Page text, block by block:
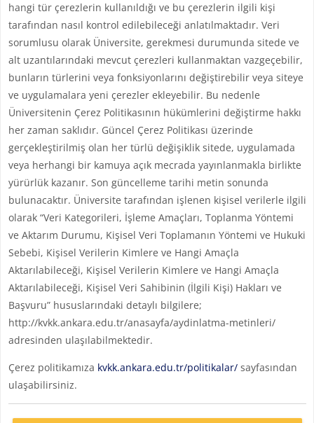
hangi tür çerezlerin kullanıldığı ve bu çerezlerin ilgili kişi
tarafından nasıl kontrol edilebileceği anlatılmaktadır. Veri
sorumlusu olarak Üniversite, gerekmesi durumunda sitede ve
alt uzantılarındaki mevcut çerezleri kullanmaktan vazgeçebilir,
bunların türlerini veya fonksiyonlarını değiştirebilir veya siteye
ve uygulamalara yeni çerezler ekleyebilir. Bu nedenle
Üniversitenin Çerez Politikasının hükümlerini değiştirme hakkı
her zaman saklıdır. Güncel Çerez Politikası üzerinde
gerçekleştirilmiş olan her türlü değişiklik sitede, uygulamada
veya herhangi bir kamuya açık mecrada yayınlanmakla birlikte
yürürlük kazanır. Son güncelleme tarihi metin sonunda
bulunacaktır. Üniversite tarafından işlenen kişisel verilerle ilgili
olarak “Veri Kategorileri, İşleme Amaçları, Toplanma Yöntemi
ve Aktarım Durumu, Kişisel Veri Toplamanın Yöntemi ve Hukuki
Sebebi, Kişisel Verilerin Kimlere ve Hangi Amaçla
Aktarılabileceği, Kişisel Verilerin Kimlere ve Hangi Amaçla
Aktarılabileceği, Kişisel Veri Sahibinin (İlgili Kişi) Hakları ve
Başvuru” hususlarındaki detaylı bilgilere;
http://kvkk.ankara.edu.tr/anasayfa/aydinlatma-metinleri/
adresinden ulaşılabilmektedir.
Çerez politikamıza kvkk.ankara.edu.tr/politikalar/sayfasından
ulaşabilirsiniz.